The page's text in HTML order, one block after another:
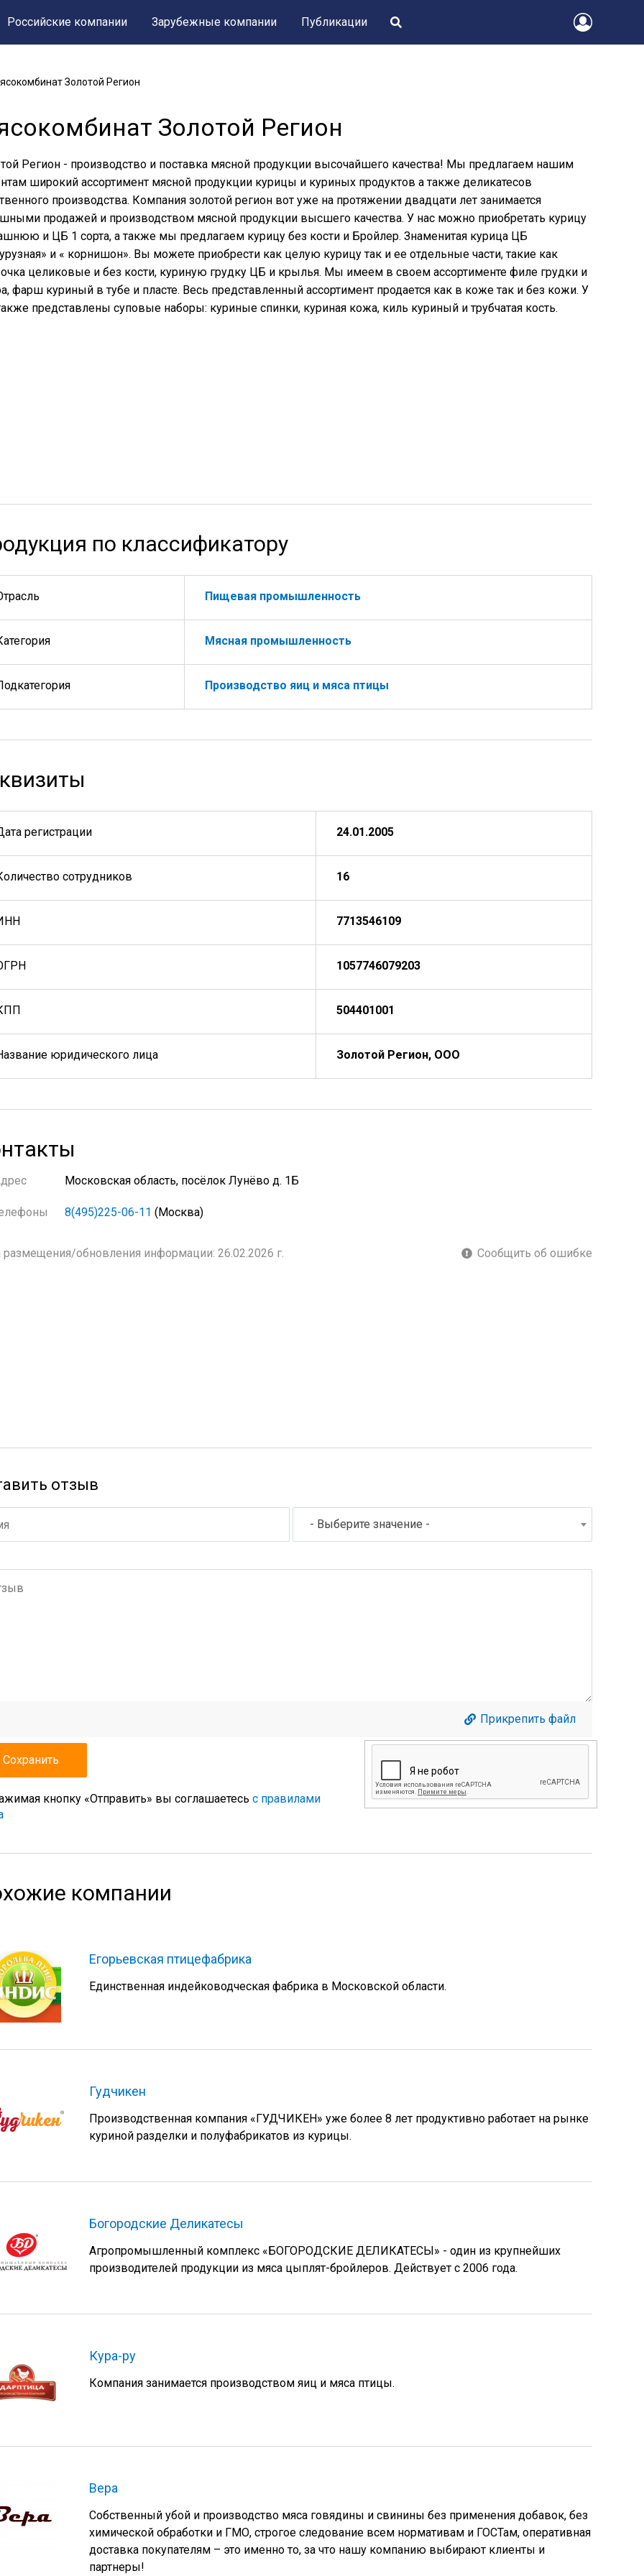
Российские компании Зарубежные компании Публикации
Золотой Регион
Золотой Регион
Регион - производство и поставка мясной продукции высочайшего качества! Мы предлагаем нашим
широкий ассортимент мясной продукции курицы и куриных продуктов а также деликатесов
производства. Компания золотой регион вот уже на протяжении двадцати лет занимается
продажей и производством мясной продукции высшего качества. У нас можно приобретать курицу
и ЦБ 1 сорта, а также мы предлагаем курицу без кости и Бройлер. Знаменитая курица ЦБ
и « корнишон». Вы можете приобрести как целую курицу так и ее отдельные части, такие как
целиковые и без кости, куриную грудку ЦБ и крылья. Мы имеем в своем ассортименте филе грудки и
фарш куриный в тубе и пласте. Весь представленный ассортимент продается как в коже так и без кожи. У
представлены суповые наборы: куриные спинки, куриная кожа, киль куриный и трубчатая кость.
по классификатору
Пищевая промышленность
Мясная промышленность
Производство яиц и мяса птицы
регистрации 24.01.2005
сотрудников 16
7713546109
1057746079203
504401001
юридического лица Золотой Регион, ООО
Московская область, посёлок Лунёво д. 1Б
8(495)225-06-11 (Москва)
размещения/обновления информации: 26.02.2026 г. Сообщить об ошибке
отзыв
- Выберите значение -
Прикрепить файл
кнопку «Отправить» вы соглашаетесь с правилами
компании
Егорьевская птицефабрика
Единственная индейководческая фабрика в Московской области.
Гудчикен
Производственная компания «ГУДЧИКЕН» уже более 8 лет продуктивно работает на рынке
куриной разделки и полуфабрикатов из курицы.
Богородские Деликатесы
Агропромышленный комплекс «БОГОРОДСКИЕ ДЕЛИКАТЕСЫ» - один из крупнейших
производителей продукции из мяса цыплят-бройлеров. Действует с 2006 года.
Кура-ру
Компания занимается производством яиц и мяса птицы.
Вера
Собственный убой и производство мяса говядины и свинины без применения добавок, без
химической обработки и ГМО, строгое следование всем нормативам и ГОСТам, оперативная
доставка покупателям – это именно то, за что нашу компанию выбирают клиенты и
партнеры!